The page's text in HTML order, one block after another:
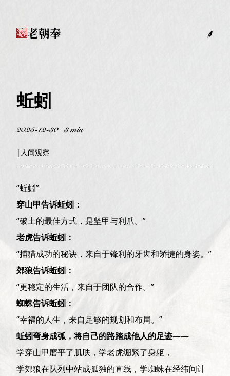
老朝奉
蚯蚓
2025-12-30 3 min
| 人间观察
“蚯蚓”
穿山甲告诉蚯蚓：
“破土的最佳方式，是坚甲与利爪。”
老虎告诉蚯蚓：
“捕猎成功的秘诀，来自于锋利的牙齿和矫捷的身姿。”
郊狼告诉蚯蚓：
“更稳定的生活，来自于团队的合作。”
蜘蛛告诉蚯蚓：
“幸福的人生，来自足够的规划和布局。”
蚯蚓弯身成弧，将自己的路踏成他人的足迹——
学穿山甲磨平了肌肤，学老虎绷紧了身躯，
学郊狼在队列中站成孤独的直线，学蜘蛛在经纬间计